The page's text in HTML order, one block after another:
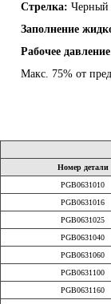
Стрелка: Черный
Заполнение
Рабочее
Макс. 75% от
Номер детали
PGB0631010
PGB0631016
PGB0631025
PGB0631040
PGB0631060
PGB0631100
PGB0631160